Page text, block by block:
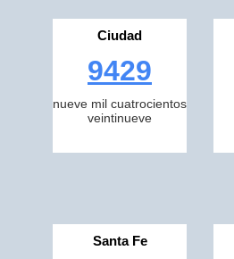
Ciudad
9429
nueve mil cuatrocientos
veintinueve
Santa Fe